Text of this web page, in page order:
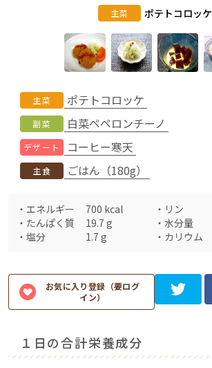
主菜 ポテトコロッケ
主菜 ポテトコロッケ
副菜 白菜ペペロンチーノ
デザート コーヒー寒天
主食 ごはん（180g）
・ エネルギー 700 kcal ・ リン
・ たんぱく質 19.7 g ・ 水分量
・ 塩分 1.7 g ・ カリウム
お気に入り登録（要ログ
イン）
１日の合計栄養成分